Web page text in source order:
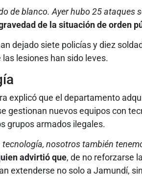
de blanco. Ayer hubo 25 ataques
de la situación de orden
dejado siete policías y diez
las lesiones han sido leves.
explicó que el departamento
gestionan nuevos equipos con
grupos armados ilegales.
tecnología, nosotros también
advirtió que, de no reforzarse
extenderse no solo a Jamundí,